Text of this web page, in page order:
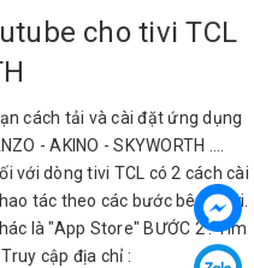
cho tivi TCL
cách tải và cài đặt ứng dụng
- AKINO - SKYWORTH ....
với dòng tivi TCL có 2 cách cài
tác theo các bước bên dưới.
là "App Store" BƯỚC 2 : Tìm
cập địa chỉ :